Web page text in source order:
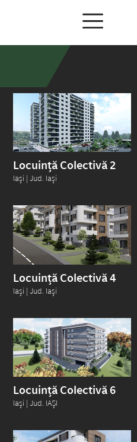
Locuință Colectivă 2
Iași | Jud. Iași
Locuință Colectivă 4
Iași | Jud. Iași
Locuință Colectivă 6
Iași | Jud. IAȘI